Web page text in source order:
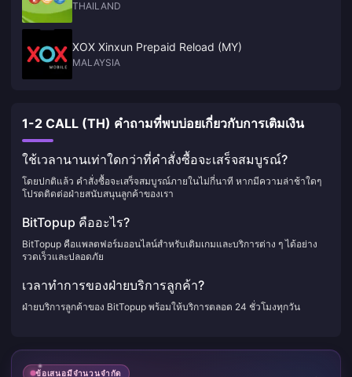
THAILAND
XOX Xinxun Prepaid Reload (MY)
MALAYSIA
1-2 CALL (TH) คำถามที่พบบ่อยเกี่ยวกับการเติมเงิน
ใช้เวลานานเท่าใดกว่าที่คำสั่งซื้อจะเสร็จสมบูรณ์?
โดยปกติแล้ว คำสั่งซื้อจะเสร็จสมบูรณ์ภายในไม่กี่นาที หากมีความล่าช้าใดๆ
โปรดติดต่อฝ่ายสนับสนุนลูกค้าของเรา
BitTopup คืออะไร?
BitTopup คือแพลตฟอร์มออนไลน์สำหรับเติมเกมและบริการต่าง ๆ ได้อย่าง
รวดเร็วและปลอดภัย
เวลาทำการของฝ่ายบริการลูกค้า?
ฝ่ายบริการลูกค้าของ BitTopup พร้อมให้บริการตลอด 24 ชั่วโมงทุกวัน
ข้อเสนอมีจำนวนจำกัด